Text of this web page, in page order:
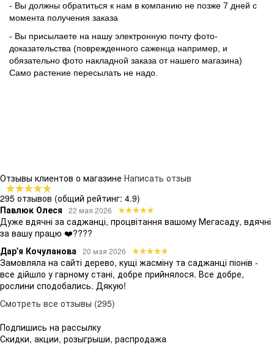
- Вы должны обратиться к нам в компанию не позже 7 дней с
момента получения заказа
- Вы присылаете на нашу электронную почту фото-
доказательства (поврежденного саженца например, и
обязательно фото накладной заказа от нашего магазина)
Само растение пересылать не надо.
Отзывы клиентов о магазине Написать отзыв
295 отзывов (общий рейтинг: 4.9)
Павлюк Олеся
22 мая 2026
Дуже вдячні за саджанці, процвітання вашому Мегасаду, вдячні
за вашу працю ❤️????
Дар'я Кочуланова 20 мая 2026
Замовляла на сайті дерево, кущі жасміну та саджанці піонів -
все дійшло у гарному стані, добре прийнялося. Все добре,
рослини сподобались. Дякую!
Смотреть все отзывы (295)
Подпишись на рассылку
Скидки, акции, розыгрыши, распродажа